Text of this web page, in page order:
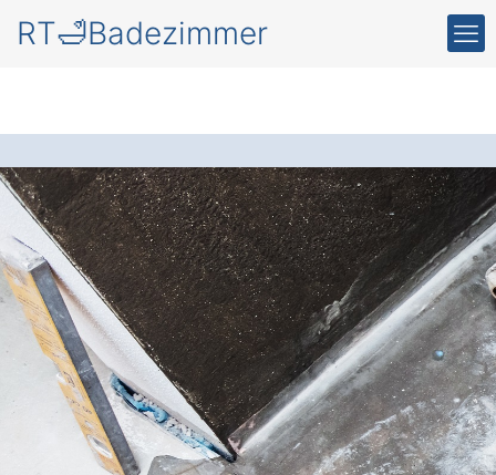
RT🛁Badezimmer
Wellness im eigenen
Badezimmer in
Halsbach
Wagenhofen